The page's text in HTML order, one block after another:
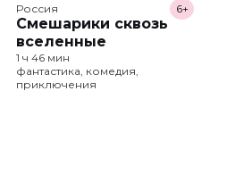
Россия
Смешарики сквозь
вселенные
6+
1 ч 46 мин
фантастика, комедия,
приключения